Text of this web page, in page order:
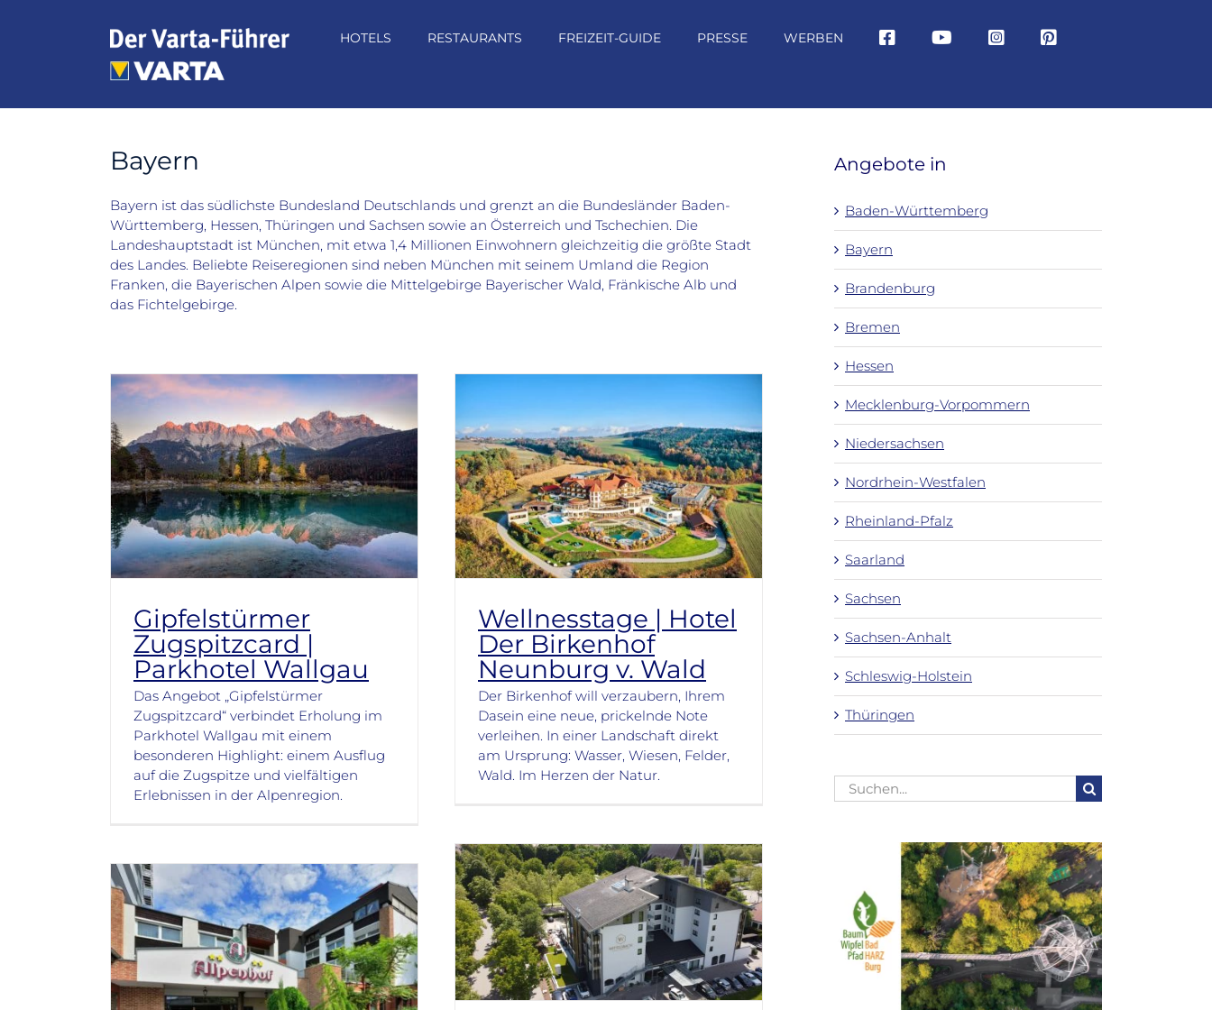
HOTELS RESTAURANTS FREIZEIT-GUIDE PRESSE WERBEN
Bayern
Bayern ist das südlichste Bundesland Deutschlands und grenzt an die Bundesländer Baden-
Württemberg, Hessen, Thüringen und Sachsen sowie an Österreich und Tschechien. Die
Landeshauptstadt ist München, mit etwa 1,4 Millionen Einwohnern gleichzeitig die größte Stadt
des Landes. Beliebte Reiseregionen sind neben München mit seinem Umland die Region
Franken, die Bayerischen Alpen sowie die Mittelgebirge Bayerischer Wald, Fränkische Alb und
das Fichtelgebirge.
Gipfelstürmer
Zugspitzcard |
Parkhotel Wallgau
Das Angebot „Gipfelstürmer
Zugspitzcard“ verbindet Erholung im
Parkhotel Wallgau mit einem
besonderen Highlight: einem Ausflug
auf die Zugspitze und vielfältigen
Erlebnissen in der Alpenregion.
Wellnesstage | Hotel
Der Birkenhof
Neunburg v. Wald
Der Birkenhof will verzaubern, Ihrem
Dasein eine neue, prickelnde Note
verleihen. In einer Landschaft direkt
am Ursprung: Wasser, Wiesen, Felder,
Wald. Im Herzen­ der Natur.
Angebote in
Baden-Württemberg
Bayern
Brandenburg
Bremen
Hessen
Mecklenburg-Vorpommern
Niedersachsen
Nordrhein-Westfalen
Rheinland-Pfalz
Saarland
Sachsen
Sachsen-Anhalt
Schleswig-Holstein
Thüringen
Suche
nach: